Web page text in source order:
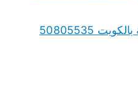
قطع غيار بايك BAIC الأصلية بالكويت 50805535